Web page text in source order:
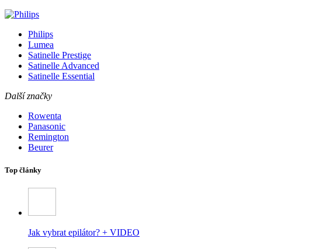
Philips
Lumea
Satinelle Prestige
Satinelle Advanced
Satinelle Essential
Další značky
Rowenta
Panasonic
Remington
Beurer
Top články
Jak vybrat epilátor? + VIDEO